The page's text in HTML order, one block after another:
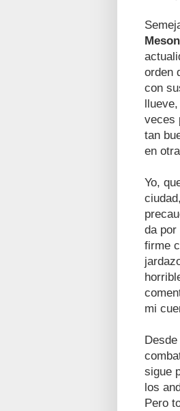
orden
con
veces
tan
en
Yo,
da por
firme
mi
sigue
los
Pero